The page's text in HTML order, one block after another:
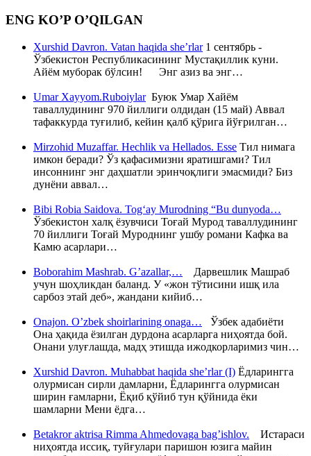
ENG KO’P O’QILGAN
Xurshid Davron. Vatan haqida she’rlar1 сентябрь -
Ўзбекистон Республикасининг Мустақиллик куни.
Айём муборак бўлсин! Энг азиз ва энг…
Umar Xayyom.RuboiylarБуюк Умар Хайём
таваллудининг 970 йиллиги олдидан (15 май) Аввал
тафаккурда туғилиб, кейин қалб қўрига йўғрилган…
Mirzohid Muzaffar. Hechlik va Hellados. Esse Тил нимага
имкон беради? Ўз қафасимизни яратишгами? Тил
инсоннинг энг даҳшатли эринчоқлиги эмасмиди? Биз
дунёни аввал…
Bibi Robia Saidova. Tog‘ay Murodning “Bu dunyoda…
Ўзбекистон халқ ёзувчиси Тоғай Мурод таваллудининг
70 йиллиги Тоғай Муроднинг ушбу романи Кафка ва
Камю асарлари…
Boborahim Mashrab. G’azallar,… Дарвешлик Машраб
учун шоҳликдан баланд. У «жон тўтисини ишқ ила
сарбоз этай деб», жандани кийиб…
Onajon. O’zbek shoirlarining onaga… Ўзбек адабиёти
Она ҳақида ёзилган дурдона асарларга ниҳоятда бой.
Онани улуғлашда, мадҳ этишда ижодкорларимиз чин…
Xurshid Davron. Muhabbat haqida she’rlar (I) Ёдларингга
олурмисан сирли дамларни, Ёдларингга олурмисан
ширин ғамларни, Ёқиб қўйиб тун қўйнида ёки
шамларни Мени ёдга…
Betakror aktrisa Rimma Ahmedovaga bag’ishlov. Истараси
ниҳоятда иссиқ, туйғулари паришон юзига майин